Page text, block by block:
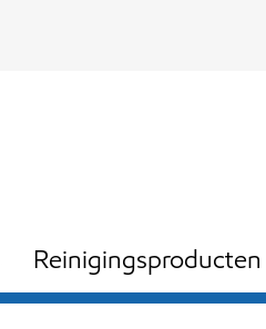
Reinigingsproducten